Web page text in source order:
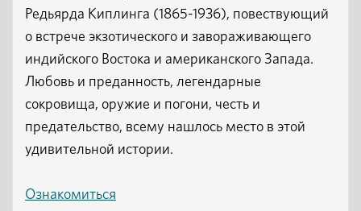
Редьярда Киплинга (1865-1936), повествующий
о встрече экзотического и завораживающего
индийского Востока и американского Запада.
Любовь и преданность, легендарные
сокровища, оружие и погони, честь и
предательство, всему нашлось место в этой
удивительной истории.
Ознакомиться